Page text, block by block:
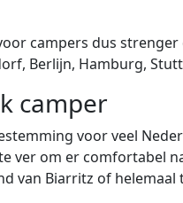
campers dus
Berlijn, Hamburg,
camper
voor veel
ver om er comfortabel
van Biarritz of